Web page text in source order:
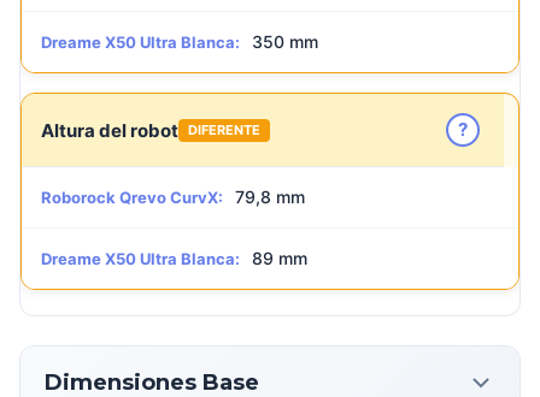
Dreame X50 Ultra Blanca: 350 mm
Altura del robot DIFERENTE ?
Roborock Qrevo CurvX: 79,8 mm
Dreame X50 Ultra Blanca: 89 mm
Dimensiones Base